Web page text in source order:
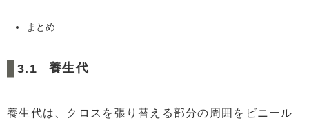
まとめ
養生代
養生代は、クロスを張り替える部分の周囲をビニール